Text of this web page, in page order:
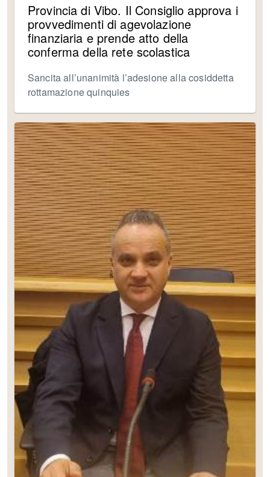
Provincia di Vibo. Il Consiglio approva i
provvedimenti di agevolazione
finanziaria e prende atto della
conferma della rete scolastica
Sancita all’unanimità l’adesione alla cosiddetta
rottamazione quinquies